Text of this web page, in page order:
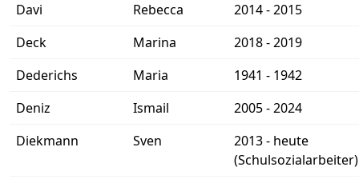
Davi
Rebecca
2014 - 2015
Deck
Marina
2018 - 2019
Dederichs
Maria
1941 - 1942
Deniz
Ismail
2005 - 2024
Diekmann
Sven
2013 - heute
(Schulsozialarbeiter)